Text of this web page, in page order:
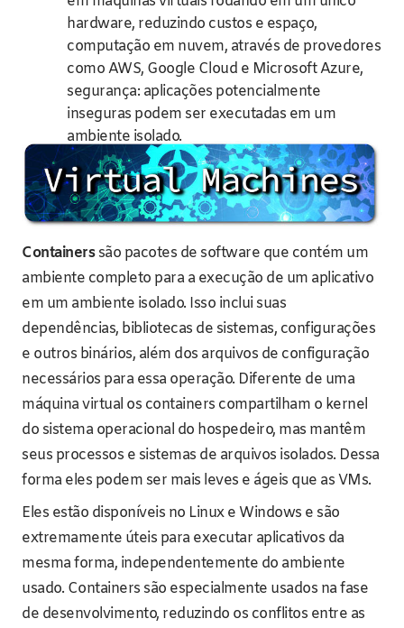
hardware, reduzindo custos e espaço,
computação em nuvem, através de provedores
como AWS, Google Cloud e Microsoft Azure,
segurança: aplicações potencialmente
inseguras podem ser executadas em um
ambiente isolado.
Containerssão pacotes de software que contém um
ambiente completo para a execução de um aplicativo
em um ambiente isolado. Isso inclui suas
dependências, bibliotecas de sistemas, configurações
e outros binários, além dos arquivos de configuração
necessários para essa operação. Diferente de uma
máquina virtual os containers compartilham o kernel
do sistema operacional do hospedeiro, mas mantêm
seus processos e sistemas de arquivos isolados. Dessa
forma eles podem ser mais leves e ágeis que as VMs.
Eles estão disponíveis no Linux e Windows e são
extremamente úteis para executar aplicativos da
mesma forma, independentemente do ambiente
usado. Containers são especialmente usados na fase
de desenvolvimento, reduzindo os conflitos entre as